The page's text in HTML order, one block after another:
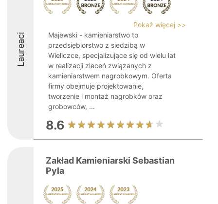
Laureaci
Pokaż więcej >>
Majewski - kamieniarstwo to
przedsiębiorstwo z siedzibą w
Wieliczce, specjalizujące się od wielu lat
w realizacji zleceń związanych z
kamieniarstwem nagrobkowym. Oferta
firmy obejmuje projektowanie,
tworzenie i montaż nagrobków oraz
grobowców, ...
8.6
Zakład Kamieniarski Sebastian
Pyla